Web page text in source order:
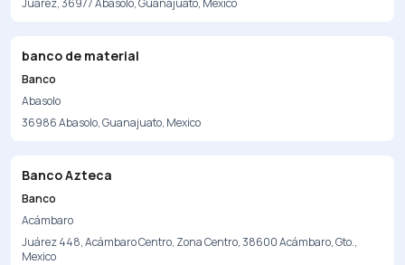
Juárez, 36977 Abasolo, Guanajuato, Mexico
banco de material
Banco
Abasolo
36986 Abasolo, Guanajuato, Mexico
Banco Azteca
Banco
Acámbaro
Juárez 448, Acámbaro Centro, Zona Centro, 38600 Acámbaro, Gto.,
Mexico